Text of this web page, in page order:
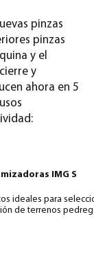
pinzas
pinzas
y el
y
ahora en 5
IMG S
ideales para
de terrenos